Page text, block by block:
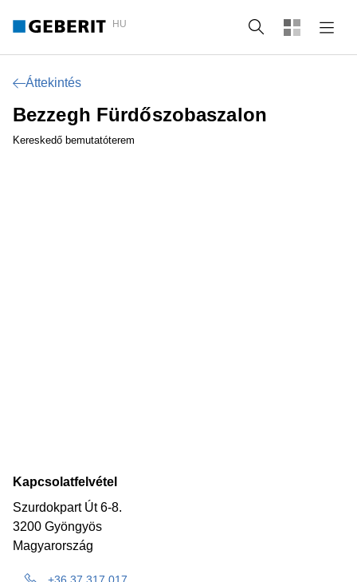
HU Keresés
Áttekintés
Bezzegh Fürdőszobaszalon
Kereskedő bemutatóterem
Kapcsolatfelvétel
Szurdokpart Út 6-8.
3200 Gyöngyös
Magyarország